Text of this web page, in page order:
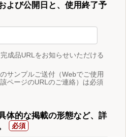
よび公開日と、使用終了予
成品URLをお知らせいただける
サンプルご送付（Webでご使用
ページのURLのご連絡）は必須
体的な掲載の形態など、詳